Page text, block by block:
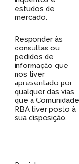
estudos de
mercado.
Responder às
consultas ou
pedidos de
informação que
nos tiver
apresentado por
qualquer das vias
que a Comunidade
RBA tiver posto à
sua disposição.